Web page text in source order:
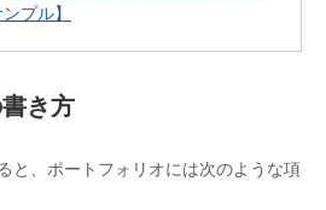
プル】
き方
と、ポートフォリオには次のような項